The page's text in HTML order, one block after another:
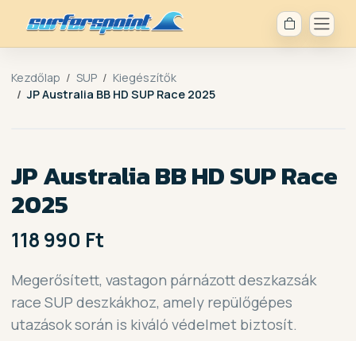
Kezdőlap SUP
Kiegészítők
JP Australia BB HD SUP Race 2025
JP Australia BB HD SUP Race
2025
118 990 Ft
Megerősített, vastagon párnázott deszkazsák
race SUP deszkákhoz, amely repülőgépes
utazások során is kiváló védelmet biztosít.